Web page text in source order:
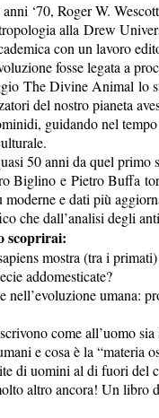
‘70, Roger W.
alla Drew
con un lavoro
fosse legata a
The Divine Animal lo
del nostro pianeta
guidando nel
50 anni da quel primo
Biglino e Pietro Buffa
moderne e dati più
che dall’analisi degli
scoprirai:
mostra (tra i
addomesticate?
nell’evoluzione umana:
come all’uomo
e cosa è la “materia
di uomini al di fuori del
altro ancora! Un libro